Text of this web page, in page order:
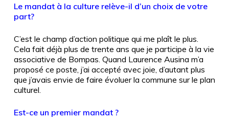
Le mandat à la culture relève-il d’un choix de votre
part?
C’est le champ d’action politique qui me plaît le plus.
Cela fait déjà plus de trente ans que je participe à la vie
associative de Bompas. Quand Laurence Ausina m’a
proposé ce poste, j’ai accepté avec joie, d’autant plus
que j’avais envie de faire évoluer la commune sur le plan
culturel.
Est-ce un premier mandat ?